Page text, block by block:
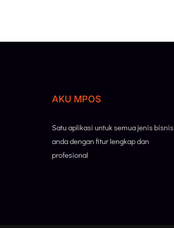
AKU MPOS
Satu aplikasi untuk semua jenis bisnis
anda dengan fitur lengkap dan
profesional